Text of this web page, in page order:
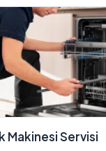
Makinesi Servisi